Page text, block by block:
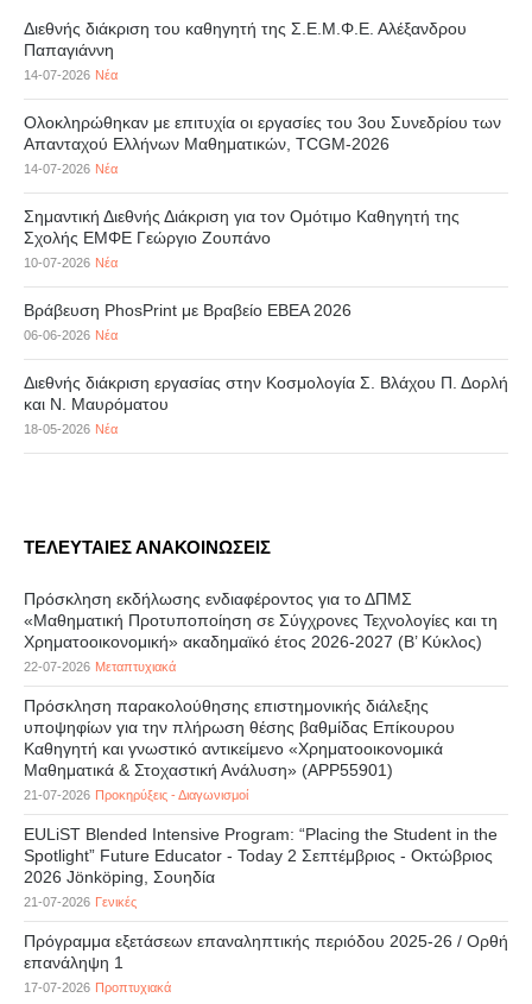
Διεθνής διάκριση του καθηγητή της Σ.Ε.Μ.Φ.Ε. Αλέξανδρου
Παπαγιάννη
14-07-2026 Νέα
Ολοκληρώθηκαν με επιτυχία οι εργασίες του 3ου Συνεδρίου των
Απανταχού Ελλήνων Μαθηματικών, TCGM-2026
14-07-2026 Νέα
Σημαντική Διεθνής Διάκριση για τον Ομότιμο Καθηγητή της
Σχολής ΕΜΦΕ Γεώργιο Ζουπάνο
10-07-2026 Νέα
Βράβευση PhosPrint με Βραβείο ΕΒΕΑ 2026
06-06-2026 Νέα
Διεθνής διάκριση εργασίας στην Κοσμολογία Σ. Βλάχου Π. Δορλή
και Ν. Μαυρόματου
18-05-2026 Νέα
ΤΕΛΕΥΤΑΙΕΣ ΑΝΑΚΟΙΝΩΣΕΙΣ
Πρόσκληση εκδήλωσης ενδιαφέροντος για το ΔΠΜΣ
«Μαθηματική Προτυποποίηση σε Σύγχρονες Τεχνολογίες και τη
Χρηματοοικονομική» ακαδημαϊκό έτος 2026-2027 (B’ Kύκλος)
22-07-2026 Μεταπτυχιακά
Πρόσκληση παρακολούθησης επιστημονικής διάλεξης
υποψηφίων για την πλήρωση θέσης βαθμίδας Επίκουρου
Καθηγητή και γνωστικό αντικείμενο «Χρηματοοικονομικά
Μαθηματικά & Στοχαστική Ανάλυση» (APP55901)
21-07-2026 Προκηρύξεις - Διαγωνισμοί
EULiST Blended Intensive Program: “Placing the Student in the
Spotlight” Future Educator - Today 2 Σεπτέμβριος - Οκτώβριος
2026 Jönköping, Σουηδία
21-07-2026 Γενικές
Πρόγραμμα εξετάσεων επαναληπτικής περιόδου 2025-26 / Ορθή
επανάληψη 1
17-07-2026 Προπτυχιακά